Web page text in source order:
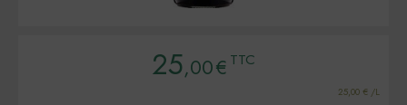
25,00€ TTC
25,00 € /L